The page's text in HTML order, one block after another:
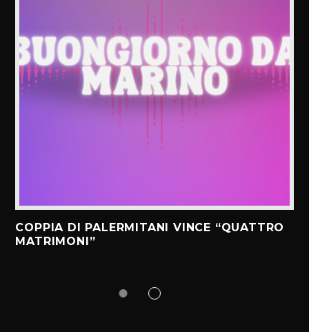
COPPIA DI PALERMITANI VINCE “QUATTRO
MATRIMONI”